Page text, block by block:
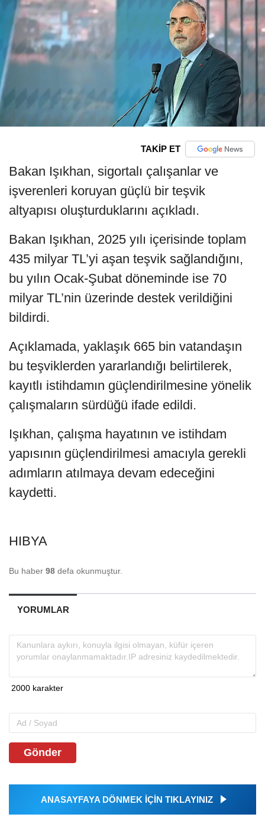
TAKİP ET
Bakan Işıkhan, sigortalı çalışanlar ve
işverenleri koruyan güçlü bir teşvik
altyapısı oluşturduklarını açıkladı.
Bakan Işıkhan, 2025 yılı içerisinde toplam
435 milyar TL’yi aşan teşvik sağlandığını,
bu yılın Ocak-Şubat döneminde ise 70
milyar TL’nin üzerinde destek verildiğini
bildirdi.
Açıklamada, yaklaşık 665 bin vatandaşın
bu teşviklerden yararlandığı belirtilerek,
kayıtlı istihdamın güçlendirilmesine yönelik
çalışmaların sürdüğü ifade edildi.
Işıkhan, çalışma hayatının ve istihdam
yapısının güçlendirilmesi amacıyla gerekli
adımların atılmaya devam edeceğini
kaydetti.
HIBYA
Bu haber 98 defa okunmuştur.
YORUMLAR
Gönder
ANASAYFAYA DÖNMEK İÇİN TIKLAYINIZ